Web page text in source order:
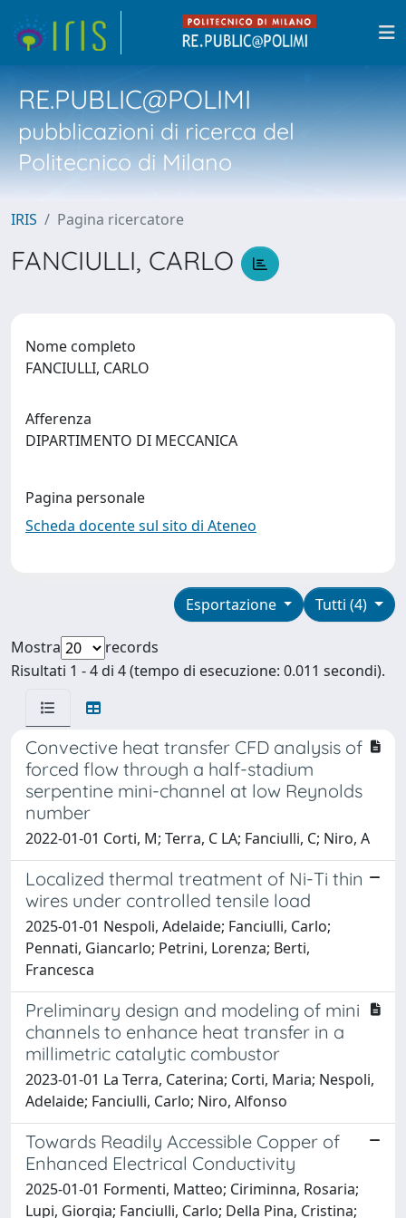
RE.PUBLIC@POLIMI
pubblicazioni di ricerca del
Politecnico di Milano
IRIS Pagina ricercatore
FANCIULLI, CARLO
Nome completo
FANCIULLI, CARLO
Afferenza
DIPARTIMENTO DI MECCANICA
Pagina personale
Scheda docente sul sito di Ateneo
Tutti (4)
Esportazione
Mostra
records
Risultati 1 - 4 di 4 (tempo di esecuzione: 0.011 secondi).
Convective heat transfer CFD analysis of
forced flow through a half-stadium
serpentine mini-channel at low Reynolds
number
2022-01-01 Corti, M; Terra, C LA; Fanciulli, C; Niro, A
Localized thermal treatment of Ni-Ti thin
wires under controlled tensile load
2025-01-01 Nespoli, Adelaide; Fanciulli, Carlo;
Pennati, Giancarlo; Petrini, Lorenza; Berti,
Francesca
Preliminary design and modeling of mini
channels to enhance heat transfer in a
millimetric catalytic combustor
2023-01-01 La Terra, Caterina; Corti, Maria; Nespoli,
Adelaide; Fanciulli, Carlo; Niro, Alfonso
Towards Readily Accessible Copper of
Enhanced Electrical Conductivity
2025-01-01 Formenti, Matteo; Ciriminna, Rosaria;
Lupi, Giorgia; Fanciulli, Carlo; Della Pina, Cristina;